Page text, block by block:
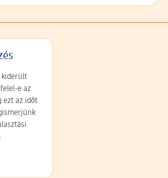
kiderült
e az
ezt az időt